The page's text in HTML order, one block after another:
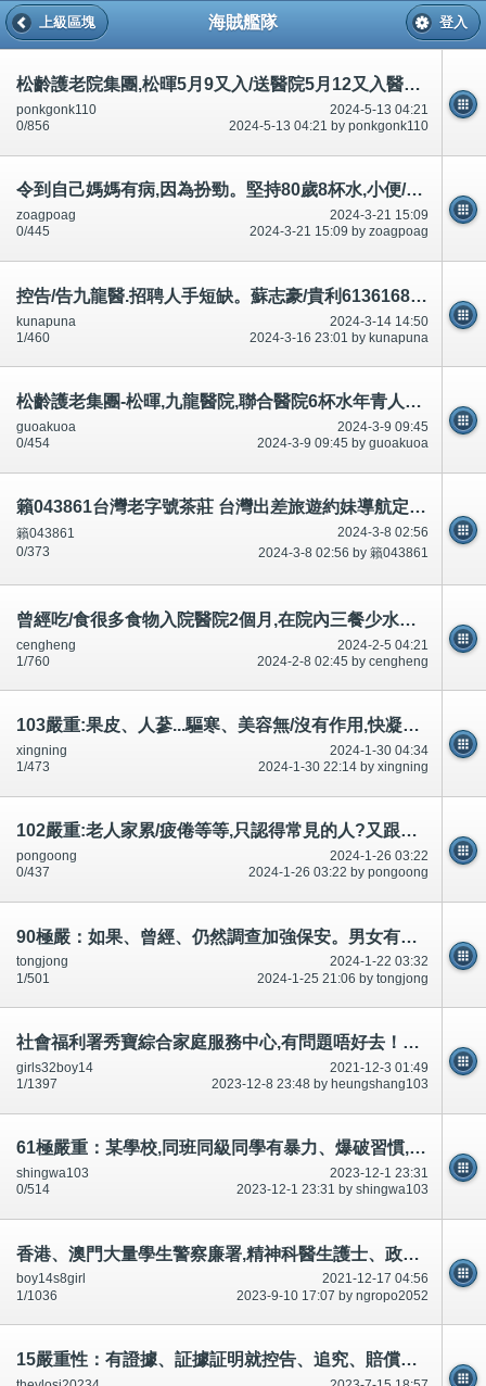
海賊艦隊
上級區塊 登入
松齡護老院集團,松暉5月9又入/送醫院5月12又入醫院,飯後痰、氣促喘。加凝固粉,一口水,一啖水都無/沒有
2024-5-13 04:21
ponkgonk110
2024-5-13 04:21 by ponkgonk110
0/856
令到自己媽媽有病,因為扮勁。堅持80歲8杯水,小便/廁所8次7餐的人，住老人院有圖片
2024-3-21 15:09
zoagpoag
2024-3-21 15:09 by zoagpoag
0/445
控告/告九龍醫.招聘人手短缺。蘇志豪/貴利61361681松齡護老集團-松暉護老中心,不光顧/唔幫襯吃6餐附圖
2024-3-14 14:50
kunapuna
2024-3-16 23:01 by kunapuna
1/460
松齡護老集團-松暉,九龍醫院,聯合醫院6杯水年青人廁所/小便6次。入/送院，醫生/院缺水/唔標準水。200個標題話題
2024-3-9 09:45
guoakuoa
2024-3-9 09:45 by guoakuoa
0/454
籟043861台灣老字號茶莊 台灣出差旅遊約妹導航定點、個工、外送茶TG是av8526
2024-3-8 02:56
籟043861
2024-3-8 02:56 by 籟043861
0/373
曾經吃/食很多食物入院醫院2個月,在院內三餐少水少吃/食東西.今次入院缺水,每天8杯水
2024-2-5 04:21
cengheng
2024-2-8 02:45 by cengheng
1/760
103嚴重:果皮、人蔘...驅寒、美容無/沒有作用,快凝寶/凝固粉有害？醫院,九龍區老人院一次一碗湯,80歲去廁所6次
2024-1-30 04:34
xingning
2024-1-30 22:14 by xingning
1/473
102嚴重:老人家累/疲倦等等,只認得常見的人?又跟醫生講!出院,長期照顧的家人自己照顧
2024-1-26 03:22
pongoong
2024-1-26 03:22 by pongoong
0/437
90極嚴：如果、曾經、仍然調查加強保安。男女有機會？市民應該都知道！
2024-1-22 03:32
tongjong
2024-1-25 21:06 by tongjong
1/501
社會福利署秀寶綜合家庭服務中心,有問題唔好去！納稅人,誰活？誰應該死？好多討論區有講-公開
2021-12-3 01:49
girls32boy14
2023-12-8 23:48 by heungshang103
1/1397
61極嚴重：某學校,同班同級同學有暴力、爆破習慣,家人放棄了
2023-12-1 23:31
shingwa103
2023-12-1 23:31 by shingwa103
0/514
香港、澳門大量學生警察廉署,精神科醫生護士、政府醫科、DJ藝人不快樂突發自殺死(生命親眼目睹/看到)-公開
2021-12-17 04:56
boy14s8girl
2023-9-10 17:07 by ngropo2052
1/1036
15嚴重性：有證據、証據証明就控告、追究、賠償、索償。擴大、擴散、錄影、照片、截圖～公開